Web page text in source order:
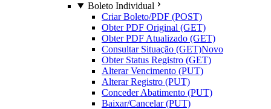
Boleto Individual
Criar Boleto/PDF (POST)
Obter PDF Original (GET)
Obter PDF Atualizado (GET)
Consultar Situação (GET)Novo
Obter Status Registro (GET)
Alterar Vencimento (PUT)
Alterar Registro (PUT)
Conceder Abatimento (PUT)
Baixar/Cancelar (PUT)